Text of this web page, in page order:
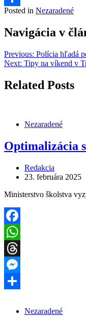
Share
Posted in Nezaradené
Navigácia v
Previous: Polícia hľadá
Next: Tipy na víkend v
Related Posts
Nezaradené
Optimalizácia
Redakcia
23. februára 2025
Ministerstvo školstva
Facebook
WhatsApp
Threads
Messenger
Nezaradené